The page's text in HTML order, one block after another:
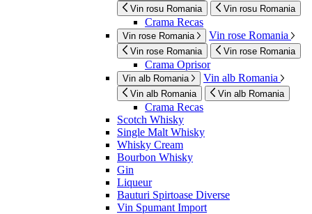
Vin rosu Romania Vin rosu Romania
Crama Recas
Vin rose Romania Vin rose Romania
Vin rose Romania Vin rose Romania
Crama Oprisor
Vin alb Romania Vin alb Romania
Vin alb Romania Vin alb Romania
Crama Recas
Scotch Whisky
Single Malt Whisky
Whisky Cream
Bourbon Whisky
Gin
Liqueur
Bauturi Spirtoase Diverse
Vin Spumant Import